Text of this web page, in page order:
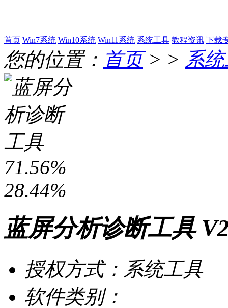
首页 Win7系统 Win10系统 Win11系统 系统工具 教程资讯 下载
您的位置： 首页> > 系
71.56%
28.44%
蓝屏分析诊断工具
授权方式：系统工具
软件类别：